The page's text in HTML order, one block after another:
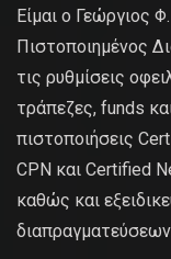
Είμαι ο Γεώργιος
Πιστοποιημένος
τις ρυθμίσεις
τράπεζες, funds
πιστοποιήσεις
CPN και Certified
καθώς και